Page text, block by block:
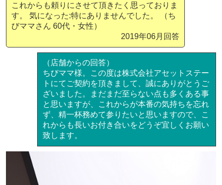
これからも頼りにさせて頂きたく思っておりま
す。 気になった:特にありませんでした。 （ち
びママさん 60代・女性）
2019年06月回答
（店舗からの回答）
ちびママ様。この度は株式会社アセットステー
トにてご契約を頂きまして、誠にありがとうご
ざいました。まだまだ至らない点も多くある事
と思いますが、これからが本番の気持ちを忘れ
ず、精一杯務めて参りたいと思いますので、こ
れからも長いお付き合いをどうぞ宜しくお願い
致します。